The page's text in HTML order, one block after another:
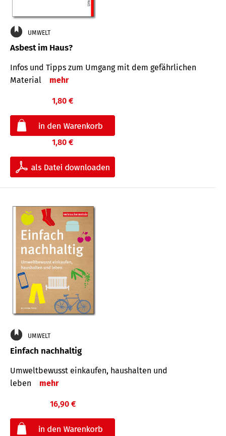
UMWELT
Asbest im Haus?
Infos und Tipps zum Um­gang mit dem ge­fähr­lichen
Mate­rial
mehr
1,80 €
1,80 €
UMWELT
Einfach nachhaltig
Umweltbewusst einkaufen, haushalten und
leben
mehr
16,90 €